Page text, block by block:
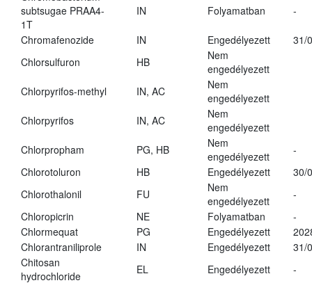
subtsugae PRAA4-
1T
IN Folyamatban -
Chromafenozide IN Engedélyezett
31/
Chlorsulfuron
HB
Nem
engedélyezett
Chlorpyrifos-methyl
IN, AC
Nem
engedélyezett
Chlorpyrifos
IN, AC
Nem
engedélyezett
Chlorpropham
PG, HB
Nem
engedélyezett
-
Chlorotoluron
HB Engedélyezett
30/
Chlorothalonil
FU
Nem
engedélyezett
-
Chloropicrin
NE Folyamatban
-
Chlormequat
PG Engedélyezett
Chlorantraniliprole
IN Engedélyezett
31/
Chitosan
hydrochloride
EL Engedélyezett -